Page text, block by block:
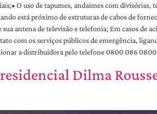
O uso de tapumes, andaimes com
está próximo de estruturas de cabos de
sua antena de televisão e telefonia; Em casos
com os serviços públicos de emergência,
a distribuidora pelo telefone 0800 086
Dilma